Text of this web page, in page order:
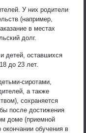
У них родители
(например,
в местах
долг.
детей, оставшихся
до 23 лет.
сиротами,
а также
сохраняется
после достижения
доме (приемной
обучения в